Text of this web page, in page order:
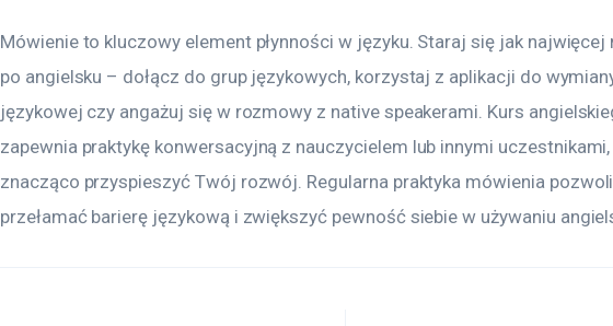
Mówienie to kluczowy element płynności w języku. Staraj się jak
po angielsku – dołącz do grup językowych, korzystaj z aplikacji do
językowej czy angażuj się w rozmowy z native speakerami. Kurs
zapewnia praktykę konwersacyjną z nauczycielem lub innymi
znacząco przyspieszyć Twój rozwój. Regularna praktyka mówienia
przełamać barierę językową i zwiększyć pewność siebie w używaniu